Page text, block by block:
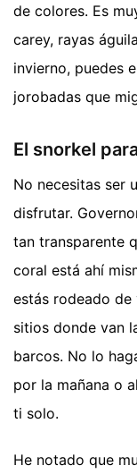
de colores. Es
carey, rayas
invierno, puedes
jorobadas que
El snorkel
No necesitas ser
disfrutar.
tan transparente
coral está ahí
estás rodeado
sitios donde van
barcos. No lo
por la mañana o
ti solo.
He notado que